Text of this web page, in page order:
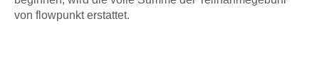
von flowpunkt erstattet.